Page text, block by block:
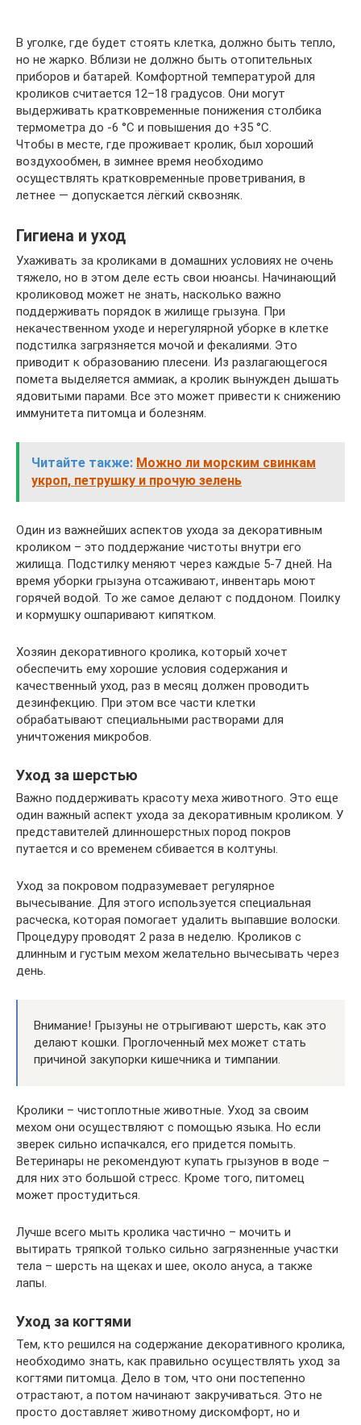
В уголке, где будет стоять клетка, должно быть тепло,
но не жарко. Вблизи не должно быть отопительных
приборов и батарей. Комфортной температурой для
кроликов считается 12–18 градусов. Они могут
выдерживать кратковременные понижения столбика
термометра до -6 °C и повышения до +35 °C.
Чтобы в месте, где проживает кролик, был хороший
воздухообмен, в зимнее время необходимо
осуществлять кратковременные проветривания, в
летнее — допускается лёгкий сквозняк.
Гигиена и уход
Ухаживать за кроликами в домашних условиях не очень
тяжело, но в этом деле есть свои нюансы. Начинающий
кроликовод может не знать, насколько важно
поддерживать порядок в жилище грызуна. При
некачественном уходе и нерегулярной уборке в клетке
подстилка загрязняется мочой и фекалиями. Это
приводит к образованию плесени. Из разлагающегося
помета выделяется аммиак, а кролик вынужден дышать
ядовитыми парами. Все это может привести к снижению
иммунитета питомца и болезням.
Читайте также: Можно ли морским свинкам
укроп, петрушку и прочую зелень
Один из важнейших аспектов ухода за декоративным
кроликом – это поддержание чистоты внутри его
жилища. Подстилку меняют через каждые 5-7 дней. На
время уборки грызуна отсаживают, инвентарь моют
горячей водой. То же самое делают с поддоном. Поилку
и кормушку ошпаривают кипятком.
Хозяин декоративного кролика, который хочет
обеспечить ему хорошие условия содержания и
качественный уход, раз в месяц должен проводить
дезинфекцию. При этом все части клетки
обрабатывают специальными растворами для
уничтожения микробов.
Уход за шерстью
Важно поддерживать красоту меха животного. Это еще
один важный аспект ухода за декоративным кроликом. У
представителей длинношерстных пород покров
путается и со временем сбивается в колтуны.
Уход за покровом подразумевает регулярное
вычесывание. Для этого используется специальная
расческа, которая помогает удалить выпавшие волоски.
Процедуру проводят 2 раза в неделю. Кроликов с
длинным и густым мехом желательно вычесывать через
день.
Внимание! Грызуны не отрыгивают шерсть, как это
делают кошки. Проглоченный мех может стать
причиной закупорки кишечника и тимпании.
Кролики – чистоплотные животные. Уход за своим
мехом они осуществляют с помощью языка. Но если
зверек сильно испачкался, его придется помыть.
Ветеринары не рекомендуют купать грызунов в воде –
для них это большой стресс. Кроме того, питомец
может простудиться.
Лучше всего мыть кролика частично – мочить и
вытирать тряпкой только сильно загрязненные участки
тела – шерсть на щеках и шее, около ануса, а также
лапы.
Уход за когтями
Тем, кто решился на содержание декоративного кролика,
необходимо знать, как правильно осуществлять уход за
когтями питомца. Дело в том, что они постепенно
отрастают, а потом начинают закручиваться. Это не
просто доставляет животному дискомфорт, но и